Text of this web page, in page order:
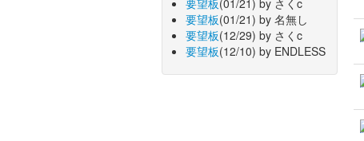
要望板(01/21) by さくc
要望板(01/21) by 名無し
要望板(12/29) by さくc
要望板(12/10) by ENDLESS